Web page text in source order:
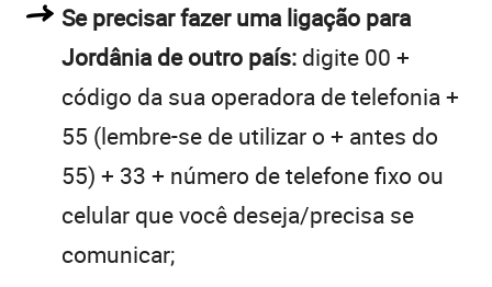
Se precisar fazer uma ligação para
Jordânia de outro país: digite 00 +
código da sua operadora de telefonia +
55 (lembre-se de utilizar o + antes do
55) + 33 + número de telefone fixo ou
celular que você deseja/precisa se
comunicar;